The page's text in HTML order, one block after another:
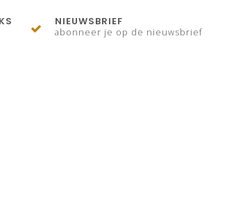
NIEUWSBRIEF
abonneer je op de nieuwsbrief